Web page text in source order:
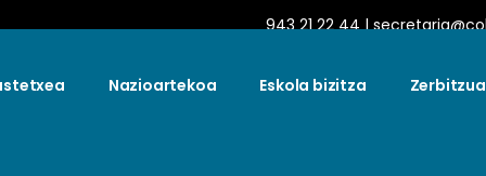
943 21 22 44 |
Nazioartekoa Eskola bizitza